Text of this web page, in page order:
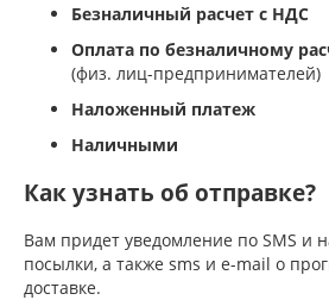
Безналичный расчет с НДС
Оплата по безналичному
(физ. лиц-предпринимателей)
Наложенный платеж
Наличными
Как узнать об отправке?
Вам придет уведомление по SMS и
посылки, а также sms и e-mail о
доставке.